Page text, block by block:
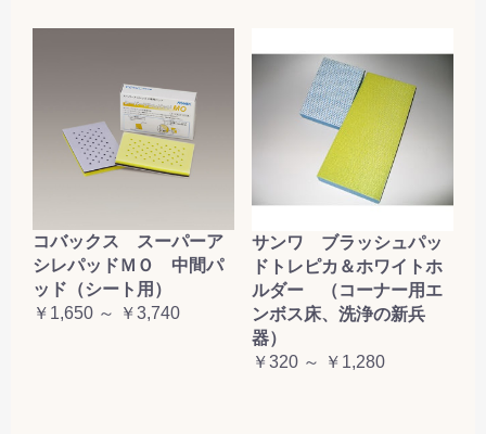
コバックス スーパーア
シレパッドＭＯ 中間パ
ッド（シート用）
￥1,650 ～ ￥3,740
サンワ ブラッシュパッ
ドトレピカ＆ホワイトホ
ルダー （コーナー用エ
ンボス床、洗浄の新兵
器）
￥320 ～ ￥1,280